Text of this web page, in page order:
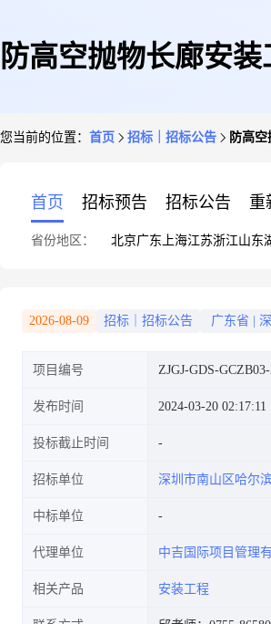
防高空抛物长廊安
您当前的位置： 首页 招标｜招标公告 防高
首页 招标预告 招标公告 重
省份地区： 北京广东 上海江苏浙江山东
2026-08-09 招标｜招标公告 广东省
项目编号 ZJGJ-GDS-
发布时间 2024-03-20 02:17:11
投标截止时间
招标单位 深圳市南山区哈尔
中标单位
代理单位 中吉国际项目管理
相关产品 安装工程